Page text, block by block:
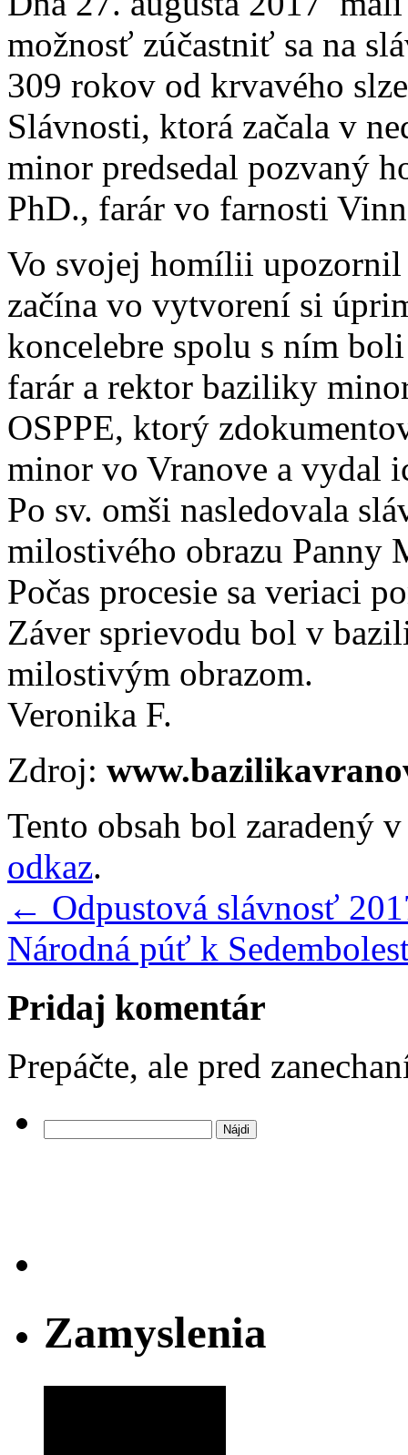
možnosť zúčastniť sa na
309 rokov od krvavého
Slávnosti, ktorá začala v
minor predsedal pozvaný
PhD., farár vo farnosti
Vo svojej homílii
začína vo vytvorení si
koncelebre spolu s ním
farár a rektor baziliky
OSPPE, ktorý
minor vo Vranove a vydal
Po sv. omši nasledovala
milostivého obrazu Panny
Počas procesie sa veriaci
Záver sprievodu bol v
milostivým obrazom.
Veronika F.
Zdroj:
Tento obsah bol zaradený
odkaz.
← Odpustová slávnosť
Národná púť k
Pridaj komentár
Prepáčte, ale pred
Zamyslenia